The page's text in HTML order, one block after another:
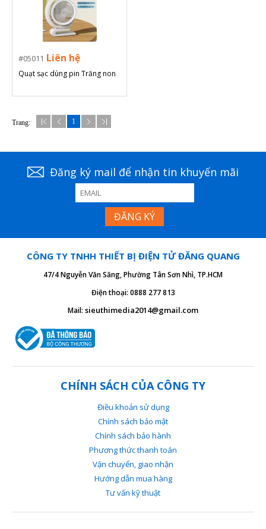
05011 Liên hệ
Quạt sạc dùng pin Trăng non
Trang: 1
Đăng ký mail để nhận tin khuyến mãi
CÔNG TY TNHH THIẾT BỊ ĐIỆN TỬ ĐĂNG QUANG
47/4 Nguyễn Văn Săng, Phường Tân Sơn Nhì, TP.HCM
Điện thoại: 0888 277 813
Mail: sieuthimedia2014@gmail.com
CHÍNH SÁCH CỦA CÔNG TY
Điều khoản sử dụng
Chính sách bảo mật
Chính sách bảo hành
Phương thức thanh toán
Vận chuyển, giao nhận
Hướng dẫn mua hàng
Tư vấn kỹ thuật